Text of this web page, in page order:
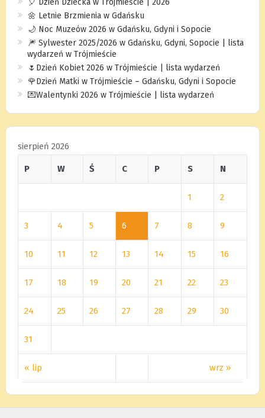
🌼 Letnie Brzmienia w Gdańsku
🌙 Noc Muzeów 2026 w Gdańsku, Gdyni i Sopocie
🎆 Sylwester 2025/2026 w Gdańsku, Gdyni, Sopocie | lista
wydarzeń w Trójmieście
🌷Dzień Kobiet 2026 w Trójmieście | lista wydarzeń
🌹Dzień Matki w Trójmieście – Gdańsku, Gdyni i Sopocie
💌Walentynki 2026 w Trójmieście | lista wydarzeń
sierpień 2026
P W Ś C P S N
« lip wrz »
1 2
3 4 5 6 7 8 9
10 11 12 13 14 15 16
17 18 19 20 21 22 23
24 25 26 27 28 29 30
31